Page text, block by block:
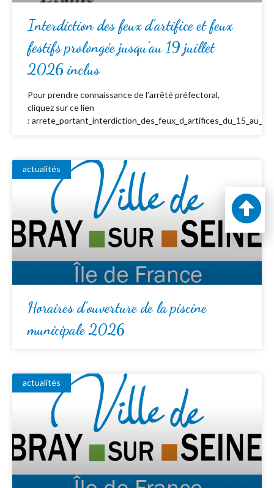
Interdiction des feux d’artifice et feux
festifs prolongée jusqu’au 19 juillet
2026 inclus
Pour prendre connaissance de l’arrêté préfectoral,
cliquez sur ce lien
:
actualités
Horaires d’ouverture de la piscine
municipale 2026
actualités